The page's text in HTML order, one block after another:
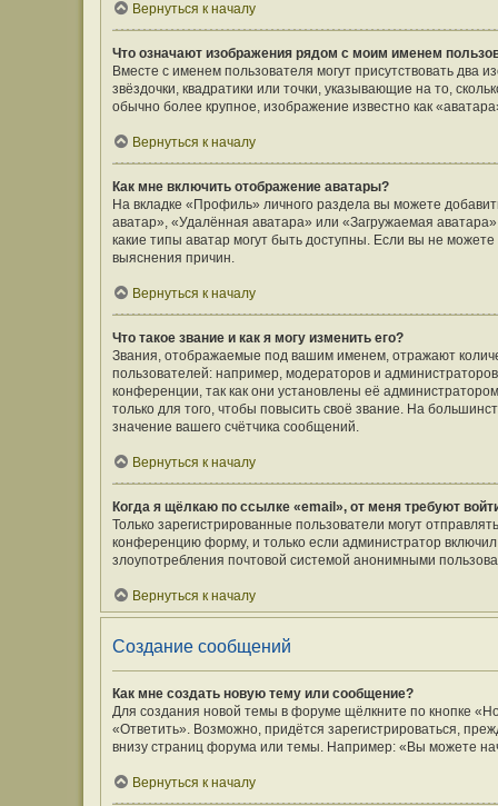
Вернуться к началу
Что означают изображения рядом с моим именем
Вместе с именем пользователя могут присутствовать
звёздочки, квадратики или точки, указывающие на то,
обычно более крупное, изображение известно как
Вернуться к началу
Как мне включить отображение аватары?
На вкладке «Профиль» личного раздела вы можете
аватар», «Удалённая аватара» или «Загружаемая
какие типы аватар могут быть доступны. Если вы не
выяснения причин.
Вернуться к началу
Что такое звание и как я могу изменить его?
Звания, отображаемые под вашим именем, отражают
пользователей: например, модераторов и
конференции, так как они установлены её
только для того, чтобы повысить своё звание. На
значение вашего счётчика сообщений.
Вернуться к началу
Когда я щёлкаю по ссылке «email», от меня требуют
Только зарегистрированные пользователи могут
конференцию форму, и только если администратор
злоупотребления почтовой системой анонимными
Вернуться к началу
Создание сообщений
Как мне создать новую тему или сообщение?
Для создания новой темы в форуме щёлкните по кнопке
«Ответить». Возможно, придётся зарегистрироваться,
внизу страниц форума или темы. Например: «Вы можете
Вернуться к началу